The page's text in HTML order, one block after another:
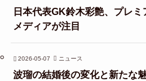
日本代表GK鈴木彩艶、プレ
メディアが注目
2026-05-07 ニュース
波瑠の結婚後の変化と新たな